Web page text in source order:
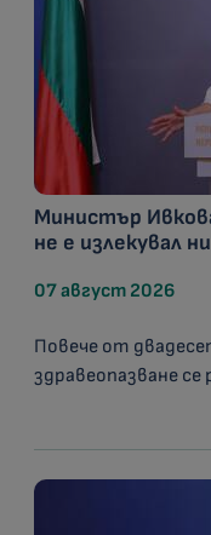
Министър
не е излекувал
07 август 2026
Повече от
здравеопазване